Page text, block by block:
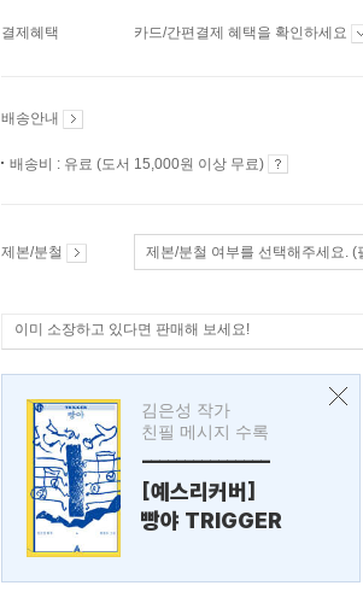
결제혜택 카드/간편결제 혜택을 확인하세요
배송안내
배송비 : 유료 (도서 15,000원 이상 무료)
제본/분철 제본/분철 여부를 선택해주세요. (
이미 소장하고 있다면 판매해 보세요!
김은성 작가
친필 메시지 수록
---------------
[예스리커버]
빵야 TRIGGER